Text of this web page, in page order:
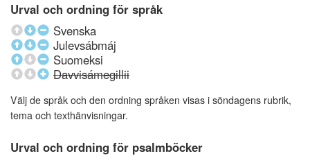
Urval och ordning för språk
Svenska
Julevsábmáj
Suomeksi
Davvisámegillii
Välj de språk och den ordning språken visas i söndagens rubrik,
tema och texthänvisningar.
Urval och ordning för psalmböcker